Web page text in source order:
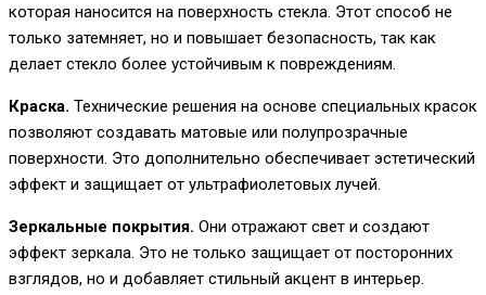
которая наносится на поверхность стекла. Этот способ не
только затемняет, но и повышает безопасность, так как
делает стекло более устойчивым к повреждениям.
Краска. Технические решения на основе специальных красок
позволяют создавать матовые или полупрозрачные
поверхности. Это дополнительно обеспечивает эстетический
эффект и защищает от ультрафиолетовых лучей.
Зеркальные покрытия. Они отражают свет и создают
эффект зеркала. Это не только защищает от посторонних
взглядов, но и добавляет стильный акцент в интерьер.